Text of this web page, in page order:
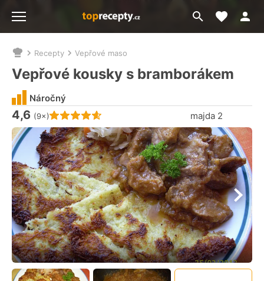
Přejít
na
Moje
Nacházíte
se
zde:
Recepty Vepřové maso
Vepřové kousky s bramborákem
Hodnocení receptu je
4,6 (9×) majda 2
Náročný